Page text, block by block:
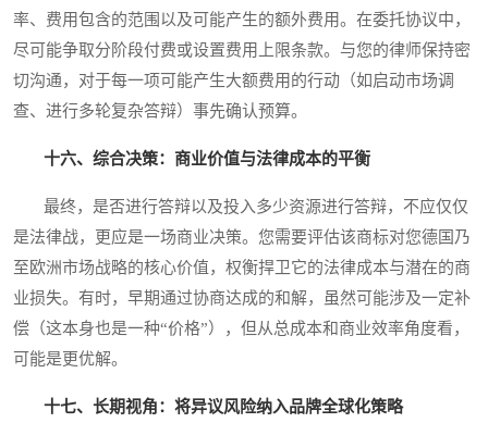
率、费用包含的范围以及可能产生的额外费用。在委托协议中，
尽可能争取分阶段付费或设置费用上限条款。与您的律师保持密
切沟通，对于每一项可能产生大额费用的行动（如启动市场调
查、进行多轮复杂答辩）事先确认预算。
十六、综合决策：商业价值与法律成本的平衡
最终，是否进行答辩以及投入多少资源进行答辩，不应仅仅
是法律战，更应是一场商业决策。您需要评估该商标对您德国乃
至欧洲市场战略的核心价值，权衡捍卫它的法律成本与潜在的商
业损失。有时，早期通过协商达成的和解，虽然可能涉及一定补
偿（这本身也是一种“价格”），但从总成本和商业效率角度看，
可能是更优解。
十七、长期视角：将异议风险纳入品牌全球化策略